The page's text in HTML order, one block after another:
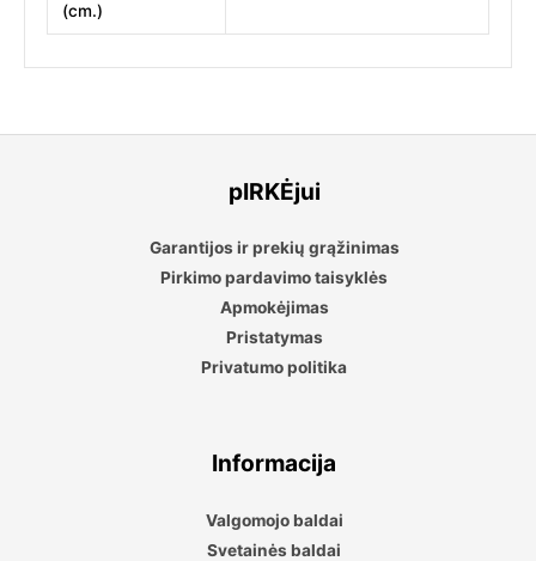
(cm.)
pIRKĖjui
Garantijos ir prekių grąžinimas
Pirkimo pardavimo taisyklės
Apmokėjimas
Pristatymas
Privatumo politika
Informacija
Valgomojo baldai
Svetainės baldai